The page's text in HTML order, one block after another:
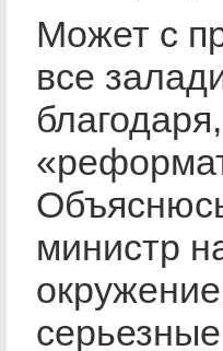
Может с
все
министр